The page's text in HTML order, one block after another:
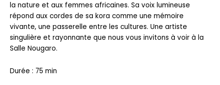
la nature et aux femmes africaines. Sa voix lumineuse
répond aux cordes de sa kora comme une mémoire
vivante, une passerelle entre les cultures. Une artiste
singulière et rayonnante que nous vous invitons à voir à la
Salle Nougaro.
Durée : 75 min